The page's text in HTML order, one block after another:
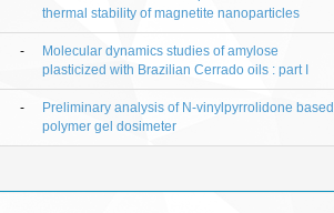
thermal stability of magnetite nanoparticles
-
Molecular dynamics studies of amylose
plasticized with Brazilian Cerrado oils : part I
-
Preliminary analysis of N-vinylpyrrolidone based
polymer gel dosimeter